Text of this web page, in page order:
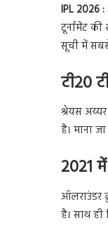
IPL 2026 :
टूर्नामेंट
सूची में
टी20
श्रेयस
है। माना
2021
ऑलराउंडर
है। साथ